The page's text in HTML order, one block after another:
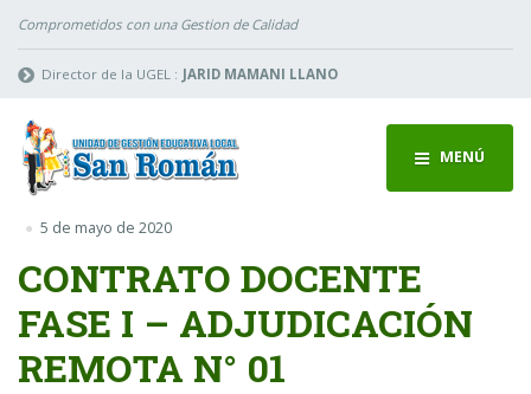
Comprometidos con una Gestion de Calidad
Director de la UGEL : JARID MAMANI LLANO
MENÚ
5 de mayo de 2020
CONTRATO DOCENTE
FASE I – ADJUDICACIÓN
REMOTA N° 01